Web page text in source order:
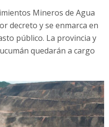
Mineros de Agua
decreto y se enmarca en
público. La provincia y
quedarán a cargo